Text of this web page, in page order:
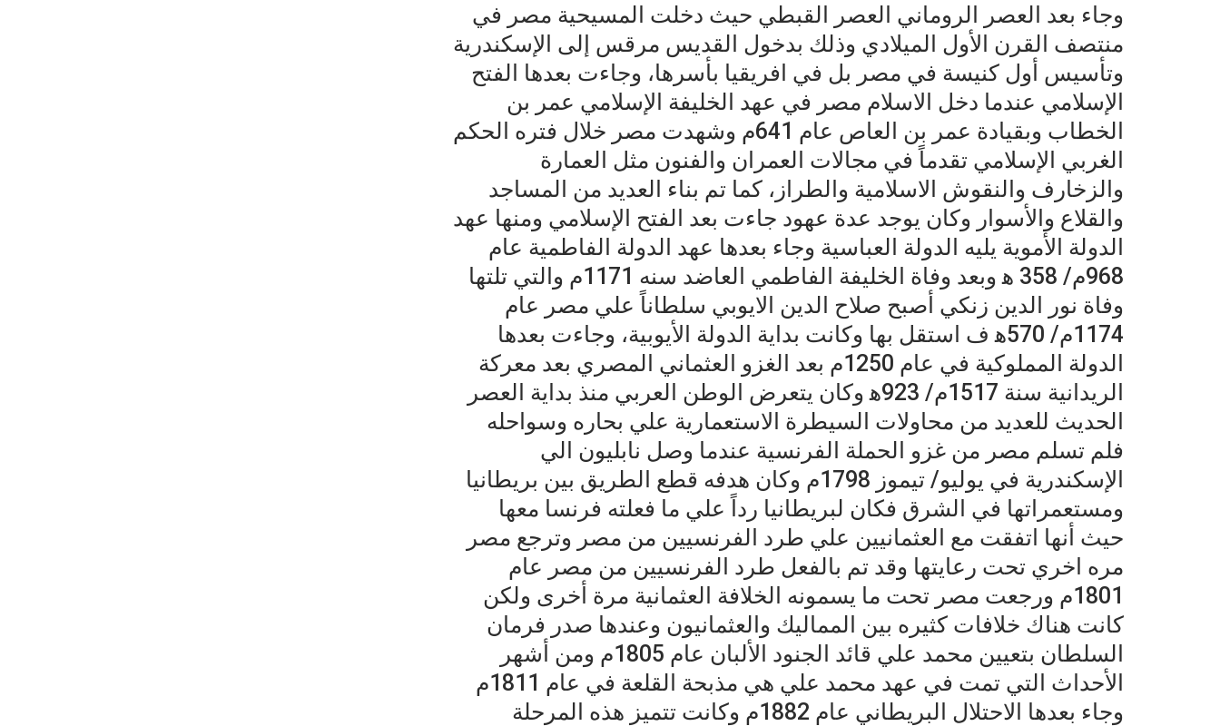
وجاء بعد العصر الروماني العصر القبطي حيث دخلت المسيحية مصر في
منتصف القرن الأول الميلادي وذلك بدخول القديس مرقس إلى الإسكندرية
وتأسيس أول كنيسة في مصر بل في افريقيا بأسرها، وجاءت بعدها الفتح
الإسلامي عندما دخل الاسلام مصر في عهد الخليفة الإسلامي عمر بن
الخطاب وبقيادة عمر بن العاص عام 641م وشهدت مصر خلال فتره الحكم
الغربي الإسلامي تقدماً في مجالات العمران والفنون مثل العمارة
والزخارف والنقوش الاسلامية والطراز، كما تم بناء العديد من المساجد
والقلاع والأسوار وكان يوجد عدة عهود جاءت بعد الفتح الإسلامي ومنها عهد
الدولة الأموية يليه الدولة العباسية وجاء بعدها عهد الدولة الفاطمية عام
968م/ 358 ه‍ وبعد وفاة الخليفة الفاطمي العاضد سنه 1171م والتي تلتها
وفاة نور الدين زنكي أصبح صلاح الدين الايوبي سلطاناً علي مصر عام
1174م/ 570ه‍ ف استقل بها وكانت بداية الدولة الأيوبية، وجاءت بعدها
الدولة المملوكية في عام 1250م بعد الغزو العثماني المصري بعد معركة
الريدانية سنة 1517م/ 923ه‍ وكان يتعرض الوطن العربي منذ بداية العصر
الحديث للعديد من محاولات السيطرة الاستعمارية علي بحاره وسواحله
فلم تسلم مصر من غزو الحملة الفرنسية عندما وصل نابليون الي
الإسكندرية في يوليو/ تيموز 1798م وكان هدفه قطع الطريق بين بريطانيا
ومستعمراتها في الشرق فكان لبريطانيا رداً علي ما فعلته فرنسا معها
حيث أنها اتفقت مع العثمانيين علي طرد الفرنسيين من مصر وترجع مصر
مره اخري تحت رعايتها وقد تم بالفعل طرد الفرنسيين من مصر عام
1801م ورجعت مصر تحت ما يسمونه الخلافة العثمانية مرة أخرى ولكن
كانت هناك خلافات كثيره بين المماليك والعثمانيون وعندها صدر فرمان
السلطان بتعيين محمد علي قائد الجنود الألبان عام 1805م ومن أشهر
الأحداث التي تمت في عهد محمد علي هي مذبحة القلعة في عام 1811م
وجاء بعدها الاحتلال البريطاني عام 1882م وكانت تتميز هذه المرحلة